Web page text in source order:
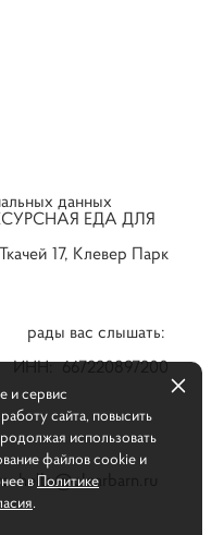
данных
ЕДА ДЛЯ
ЛЮДЕЙ
17, Клевер Парк
667220897200
и сервис
сайта, повысить
использовать
файлов cookie и
в Политике
.